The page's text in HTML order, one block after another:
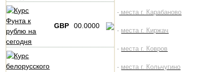
GBP 00.0000
- места г. Карабаново
- места г. Киржач
- места г. Ковров
- места г. Кольчугино